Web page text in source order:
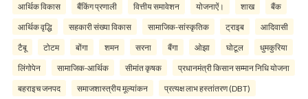
आर्थिक विकास बैंकिंग प्रणाली वित्तीय समावेशन योजनाऐं। शाख बैंक
आर्थिक वृद्धि सहकारी संख्या विकास सामाजिक-सांस्कृतिक ट्राइब आदिवासी
टैबू टोटम बोंगा शमन सरना बैंगा ओझा घोटूल धुमकुरिया
लिंगोपेन सामाजिक-आर्थिक सीमांत कृषक प्रधानमंत्री किसान सम्मान निधि योजना
बहराइच जनपद समाजशास्त्रीय मूल्यांकन प्रत्यक्ष लाभ हस्तांतरण (DBT)